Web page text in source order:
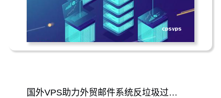
国外VPS助力外贸邮件系统反垃圾过滤工作方式说明